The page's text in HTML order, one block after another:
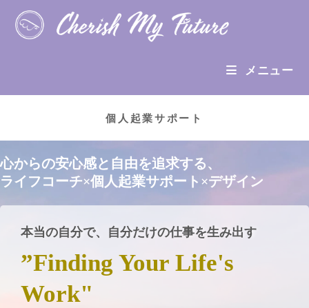
メニュー
個人起業サポート
心からの安心感と自由を追求する、
ライフコーチ×個人起業サポート×デザイン
本当の自分で、自分だけの仕事を生み出す
”Finding Your Life's
Work"